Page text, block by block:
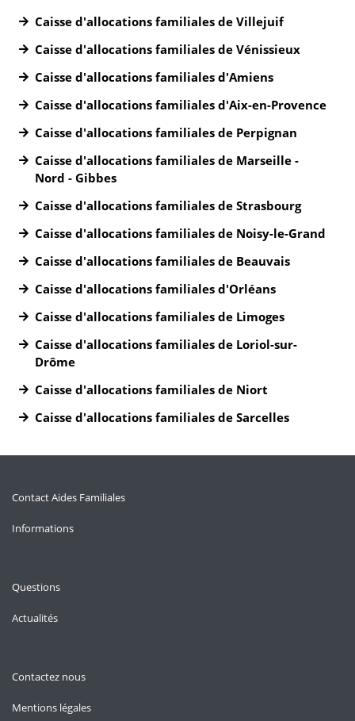
Caisse d'allocations familiales de Villejuif
Caisse d'allocations familiales de Vénissieux
Caisse d'allocations familiales d'Amiens
Caisse d'allocations familiales d'Aix-en-Provence
Caisse d'allocations familiales de Perpignan
Caisse d'allocations familiales de Marseille -
Nord - Gibbes
Caisse d'allocations familiales de Strasbourg
Caisse d'allocations familiales de Noisy-le-Grand
Caisse d'allocations familiales de Beauvais
Caisse d'allocations familiales d'Orléans
Caisse d'allocations familiales de Limoges
Caisse d'allocations familiales de Loriol-sur-
Drôme
Caisse d'allocations familiales de Niort
Caisse d'allocations familiales de Sarcelles
Contact Aides Familiales
Informations
Questions
Actualités
Contactez nous
Mentions légales